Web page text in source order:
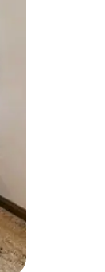
faisant glisser.